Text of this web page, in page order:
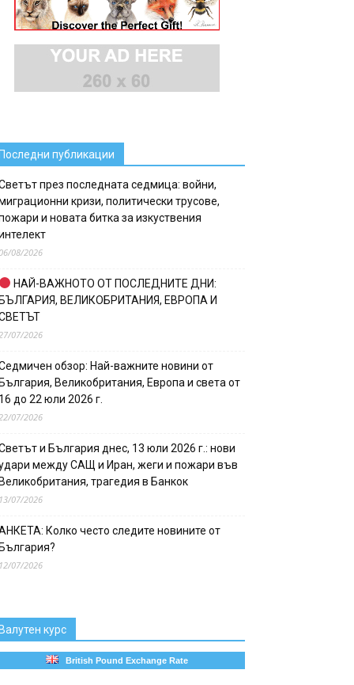
публикации
през последната седмица: войни,
кризи, политически трусове,
и новата битка за изкуствения
08/2026
НАЙ-ВАЖНОТО ОТ ПОСЛЕДНИТЕ ДНИ:
ВЕЛИКОБРИТАНИЯ, ЕВРОПА И
07/2026
обзор: Най-важните новини от
Великобритания, Европа и света от
до 22 юли 2026 г.
07/2026
и България днес, 13 юли 2026 г.: нови
между САЩ и Иран, жеги и пожари във
трагедия в Банкок
07/2026
Колко често следите новините от
07/2026
курс
British Pound Exchange Rate